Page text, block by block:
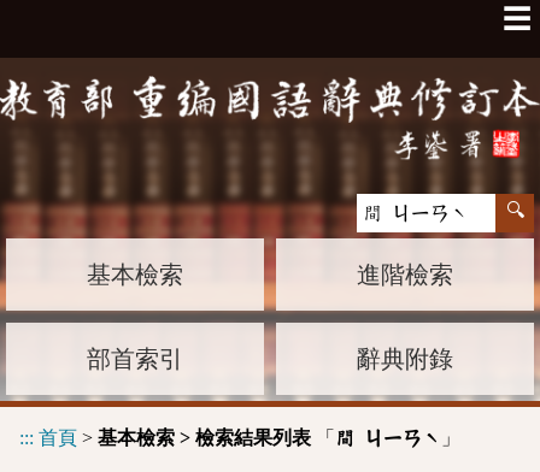
☰
基本檢索 進階檢索
部首索引 辭典附錄
::: 首頁 > 基本檢索 > 檢索結果列表 「 間 ㄐㄧㄢˋ 」